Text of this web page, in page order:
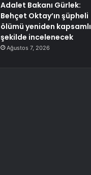
Adalet Bakanı Gürlek:
Behçet Oktay’ın şüpheli
ölümü yeniden kapsamlı
şekilde incelenecek
Ağustos 7, 2026